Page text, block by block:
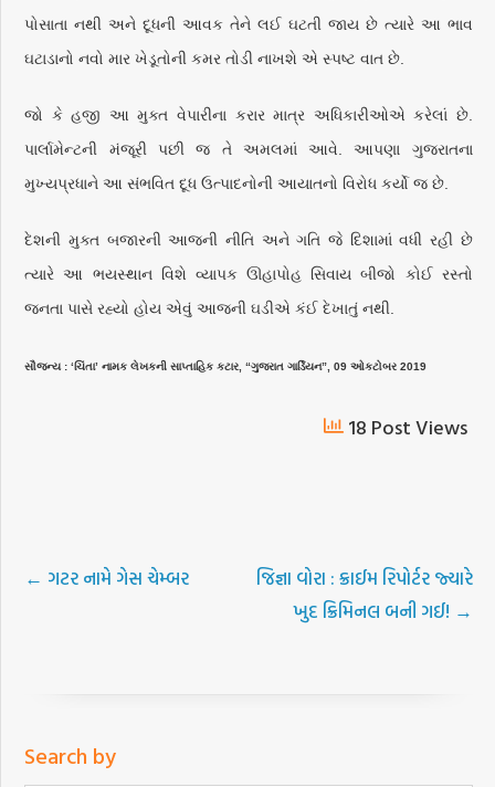
પોસાતા નથી અને દૂધની આવક તેને લઈ ઘટતી જાય છે ત્યારે આ ભાવ
ઘટાડાનો નવો માર ખેડૂતોની કમર તોડી નાખશે એ સ્પષ્ટ વાત છે.
જો કે હજી આ મુક્ત વેપારીના કરાર માત્ર અધિકારીઓએ કરેલાં છે.
પાર્લામેન્ટની મંજૂરી પછી જ તે અમલમાં આવે. આપણા ગુજરાતના
મુખ્યપ્રધાને આ સંભવિત દૂધ ઉત્પાદનોની આયાતનો વિરોધ કર્યો જ છે.
દેશની મુક્ત બજારની આજની નીતિ અને ગતિ જે દિશામાં વધી રહી છે
ત્યારે આ ભયસ્થાન વિશે વ્યાપક ઊહાપોહ સિવાય બીજો કોઈ રસ્તો
જનતા પાસે રહ્યો હોય એવું આજની ઘડીએ કંઈ દેખાતું નથી.
સૌજન્ય : ‘ચિંતા’ નામક લેખકની સાપ્તાહિક કટાર, “ગુજરાત ગાર્ડિયન”, 09 ઓકટોબર 2019
18 Post Views
← ગટર નામે ગેસ ચેમ્બર
જિજ્ઞા વોરા : ક્રાઈમ રિપોર્ટર જ્યારે
ખુદ ક્રિમિનલ બની ગઈ! →
Search by